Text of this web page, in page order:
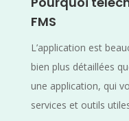
FMS
L’application est
bien plus détaillées
une application, qui
services et outils